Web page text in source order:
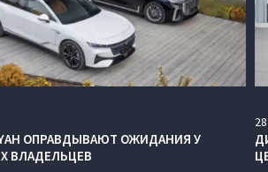
ОПРАВДЫВАЮТ ОЖИДАНИЯ У
ВЛАДЕЛЬЦЕВ
28